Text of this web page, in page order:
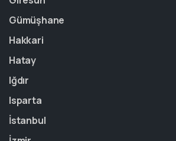
Gümüşhane
Hakkari
Hatay
Iğdır
Isparta
İstanbul